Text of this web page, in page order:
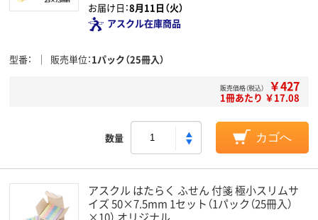
お届け日：8月11日（火）
アスクル在庫商品
型番 販売単位 1パック（25冊入）
販売価格（税込） ￥427
1冊あたり ￥17.08
数量 カゴへ
アスクル はたらく ふせん 付箋 極小スリムサ
イズ 50×7.5mm 1セット（1パック（25冊入）
×10） オリジナル